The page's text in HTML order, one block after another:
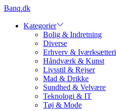
Skip
content
Banq.dk
Kategorier
Bolig & Indretning
Diverse
Erhverv & Iværksætteri
Håndværk & Kunst
Livsstil & Rejser
Mad & Drikke
Sundhed & Velvære
Teknologi & IT
Tøj & Mode